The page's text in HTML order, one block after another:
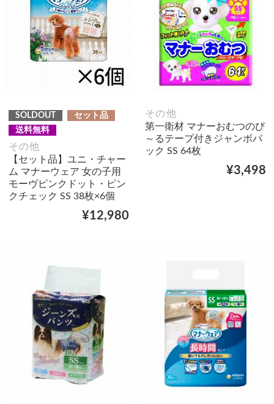
SOLDOUT
セット品
送料無料
その他
【セット品】ユニ・チャー
ム マナーウェア 女の子用
モーヴピンクドット・ピン
クチェック SS 38枚×6個
¥12,980
その他
第一衛材 マナーおむつのび
～るテープ付きジャンボパ
ック SS 64枚
¥3,498